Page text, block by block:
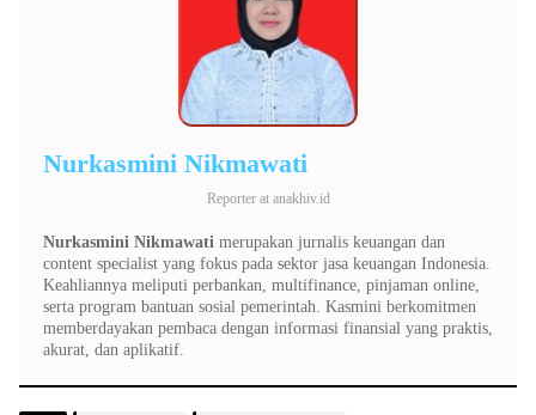
Nurkasmini Nikmawati
Reporter at anakhiv.id
Nurkasmini Nikmawati merupakan jurnalis keuangan dan
content specialist yang fokus pada sektor jasa keuangan Indonesia.
Keahliannya meliputi perbankan, multifinance, pinjaman online,
serta program bantuan sosial pemerintah. Kasmini berkomitmen
memberdayakan pembaca dengan informasi finansial yang praktis,
akurat, dan aplikatif.